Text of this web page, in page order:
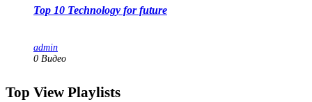
Top 10 Technology for future
admin
0 Видео
Top View Playlists